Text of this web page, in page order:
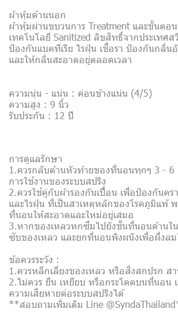
ผ้าหุ้มด้านนอก
ผ้าหุ้มผ่านขบวนการ Treatment และขั้นตอ
เทคโนโลยี Sanitized ลิขสิทธิ์จากประเทศส
ป้องกันแบคทีเรีย ไรฝุ่น เชื้อรา ป้องกันกลิ่น
และให้กลิ่นสะอาดอยู่ตลอดเวลา
ความนุ่น - แน่น : ค่อนข้างแน่น (4/5)
ความสูง : 9 นิ้ว
รับประกัน : 12 ปี
การดูแลรักษา
1.ควรกลับด้านหัวท้ายของที่นอนทุกๆ 3 - 6
การใช้งานของระบบสปริง
2.ควรใช้คู่กับผ้ารองกันเปื้อน เพื่อป้องกันคร
และไรฝุ่น ที่เป็นสาเหตุหลักของโรคภูมิแพ้
ที่นอนให้สะอาดและใหม่อยู่เสมอ
3.หากของเหลวหกซึมไปยังชั้นที่นอนด้านใ
ซับของเหลว และยกที่นอนพิงผนังเพื่อผึ่งล
ข้อควรระวัง :
1.ควรหลีกเลี่ยงของเหลว หรือสิ่งสกปรก ส
2.ไม่ควร ยืน เหยียบ หรือกระโดดบนที่นอน
ความเสียหายต่อระบบสปริงได้
**สอบถามเพิ่มเติม Line